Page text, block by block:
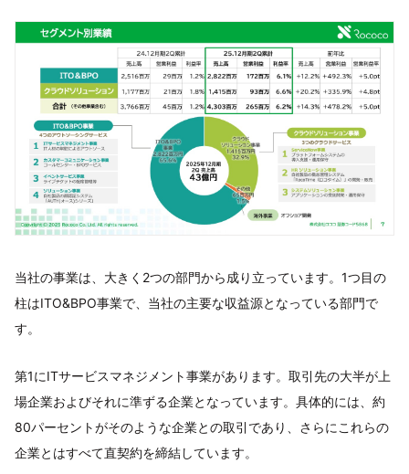
当社の事業は、大きく2つの部門から成り立っています。1つ目の
柱はITO&BPO事業で、当社の主要な収益源となっている部門で
す。
第1にITサービスマネジメント事業があります。取引先の大半が上
場企業およびそれに準ずる企業となっています。具体的には、約
80パーセントがそのような企業との取引であり、さらにこれらの
企業とはすべて直契約を締結しています。